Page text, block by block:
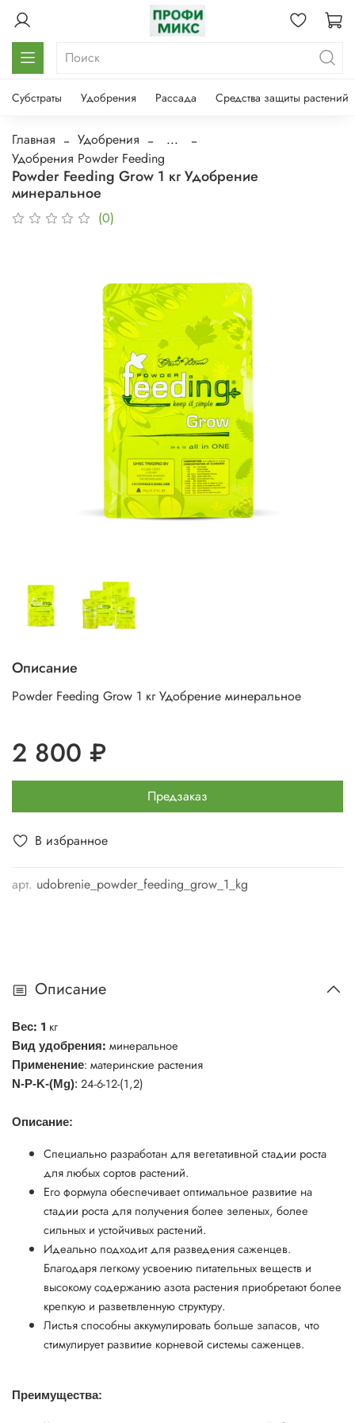
Субстраты Удобрения Рассада Средства защиты растений
Главная Удобрения
...
Удобрения Powder Feeding
Powder Feeding Grow 1 кг Удобрение
минеральное
(0)
В избранное
арт. udobrenie_powder_feeding_grow_1_kg
Описание
Powder Feeding Grow 1 кг Удобрение минеральное
2 800 ₽
Предзаказ
Описание
Вес: 1 кг
Вид удобрения: минеральное
Применение: материнские растения
N-P-K-(Mg): 24-6-12-(1,2)
Описание:
Специально разработан для вегетативной стадии роста
для любых сортов растений.
Его формула обеспечивает оптимальное развитие на
стадии роста для получения более зеленых, более
сильных и устойчивых растений.
Идеально подходит для разведения саженцев.
Благодаря легкому усвоению питательных веществ и
высокому содержанию азота растения приобретают более
крепкую и разветвленную структуру.
Листья способны аккумулировать больше запасов, что
стимулирует развитие корневой системы саженцев.
Преимущества: